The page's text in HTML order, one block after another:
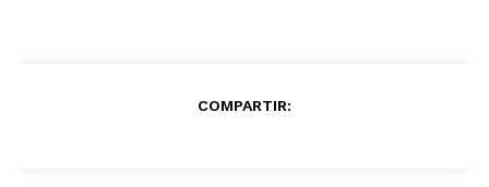
COMPARTIR: